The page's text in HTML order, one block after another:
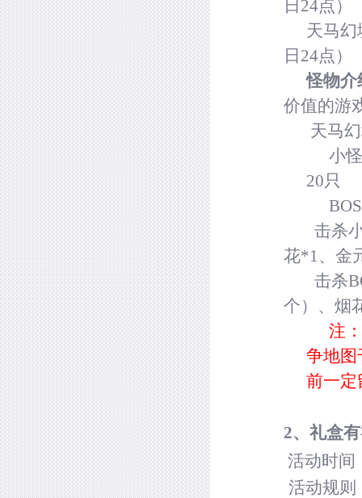
日 24点）
天马幻
日 24点）
怪物介
价值的游
天马
小
20只
击杀
花*1、金
击杀
个）、烟
注
争地图
前一定
2、 礼盒
活动时间
活动规则